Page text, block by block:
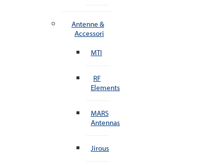
Antenne &
Accessori
MTI
RF
Elements
MARS
Antennas
Jirous